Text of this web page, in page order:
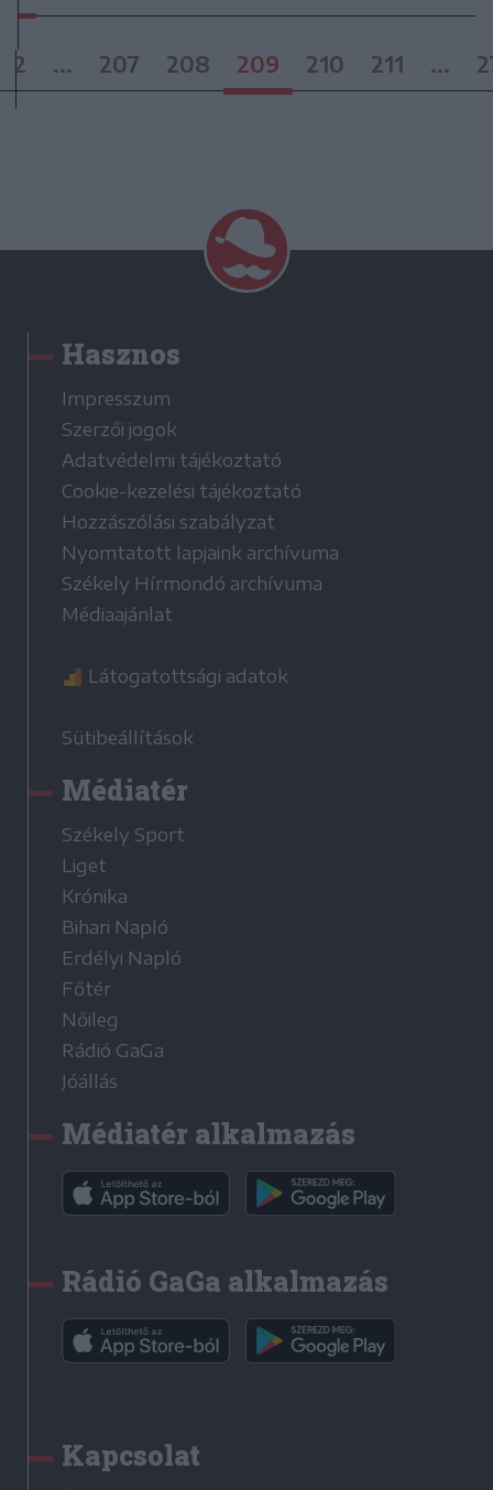
2 ... 207 208 209 210 211 ...
Hasznos
Impresszum
Szerzői jogok
Adatvédelmi tájékoztató
Cookie-kezelési tájékoztató
Hozzászólási szabályzat
Nyomtatott lapjaink archívuma
Székely Hírmondó archívuma
Médiaajánlat
Látogatottsági adatok
Sütibeállítások
Médiatér
Székely Sport
Liget
Krónika
Bihari Napló
Erdélyi Napló
Főtér
Nőileg
Rádió GaGa
Jóállás
Médiatér alkalmazás
Rádió GaGa alkalmazás
Kapcsolat